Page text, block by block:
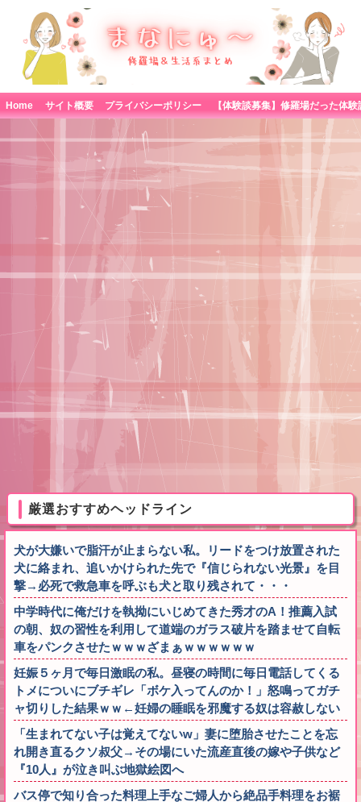
Home サイト概要 プライバシーポリシー
厳選おすすめヘッドライン
犬が大嫌いで脂汗が止まらない私。リードをつけ放置された
犬に絡まれ、追いかけられた先で『信じられない光景』を目
撃→必死で救急車を呼ぶも犬と取り残されて・・・
中学時代に俺だけを執拗にいじめてきた秀才のA！推薦入試
の朝、奴の習性を利用して道端のガラス破片を踏ませて自転
車をパンクさせたｗｗｗざまぁｗｗｗｗｗｗ
妊娠５ヶ月で毎日激眠の私。昼寝の時間に毎日電話してくる
トメについにブチギレ「ボケ入ってんのか！」怒鳴ってガチ
ャ切りした結果ｗｗ←妊婦の睡眠を邪魔する奴は容赦しない
「生まれてない子は覚えてないw」妻に堕胎させたことを忘
れ開き直るクソ叔父→その場にいた流産直後の嫁や子供など
『10人』が泣き叫ぶ地獄絵図へ
バス停で知り合った料理上手なご婦人から絶品手料理をお裾